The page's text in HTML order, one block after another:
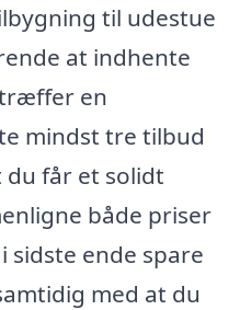
til udestue
at indhente
en
mindst tre tilbud
du får et solidt
både priser
sidste ende spare
med at du